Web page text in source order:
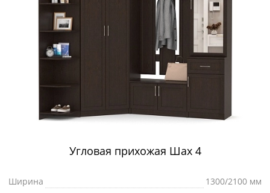
Угловая прихожая Шах 4
Ширина
1300/2100 мм